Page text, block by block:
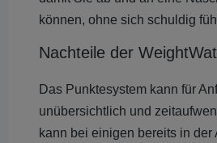
können, ohne sich schuldig
Nachteile der
Das Punktesystem kann für
unübersichtlich und
kann bei einigen bereits in der